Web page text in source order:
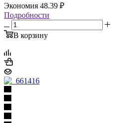
Экономия 48.39 ₽
Подробности
В корзину